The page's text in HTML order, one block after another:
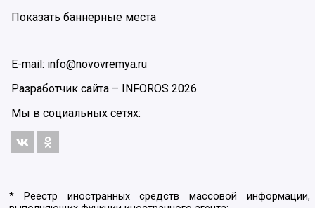
Показать баннерные места
E-mail: info@novovremya.ru
Разработчик сайта – INFOROS 2026
Мы в социальных сетях:
* Реестр иностранных средств массовой информации,